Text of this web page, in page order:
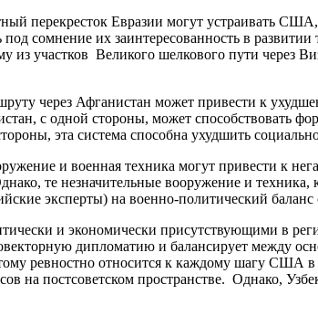
перекресток Евразии могут устраивать
сомнение их заинтересованность в развитии
участков Великого шелкового пути через
через Афганистан может привести к
с одной стороны, может способствовать
эта система способна ухудшить
и военная техника могут привести к
те незначительные вооружение и техника,
эксперты) на военно-политический баланс
и экономически присутствующими в
дипломатию и балансирует между
ревностно относится к каждому шагу
на постсоветском пространстве. Однако,